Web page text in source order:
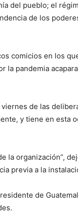
del pueblo; el
de los
comicios en los
la pandemia
de las
y tiene en esta
la organización”,
previa a la
de